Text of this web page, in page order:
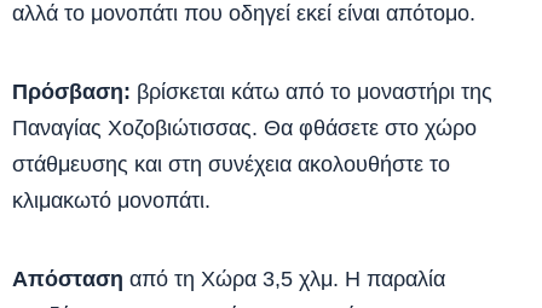
αλλά το μονοπάτι που οδηγεί εκεί είναι απότομο.
Πρόσβαση: βρίσκεται κάτω από το μοναστήρι της
Παναγίας Χοζοβιώτισσας. Θα φθάσετε στο χώρο
στάθμευσης και στη συνέχεια ακολουθήστε το
κλιμακωτό μονοπάτι.
Απόσταση από τη Χώρα 3,5 χλμ. Η παραλία